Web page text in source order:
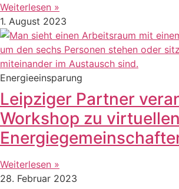
Weiterlesen »
1. August 2023
Energieeinsparung
Leipziger Partner
Workshop zu virtuellen
Weiterlesen »
28. Februar 2023